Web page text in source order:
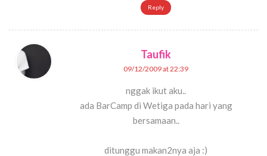
Reply
Taufik
09/12/2009 at 22:39
nggak ikut aku..
ada BarCamp di Wetiga pada hari yang
bersamaan..
ditunggu makan2nya aja :)